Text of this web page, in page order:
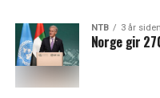
NTB 3 år siden
Norge gir